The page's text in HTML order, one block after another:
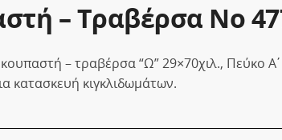
– Τραβέρσα Νο
– τραβέρσα “Ω” 29×70χιλ., Πεύκο
κατασκευή κιγκλιδωμάτων.